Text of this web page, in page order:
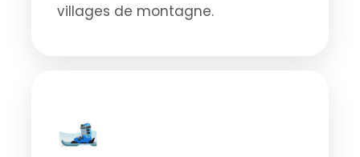
villages de montagne.
🎿